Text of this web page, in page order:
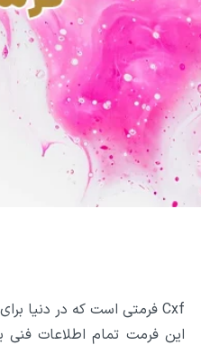
Cxf فرمتی است که در دنیا برای برقراری ارتباط و انتقال اطلاعات رنگ از آن استفاده می‌شود.
این فرمت تمام اطلاعات فنی